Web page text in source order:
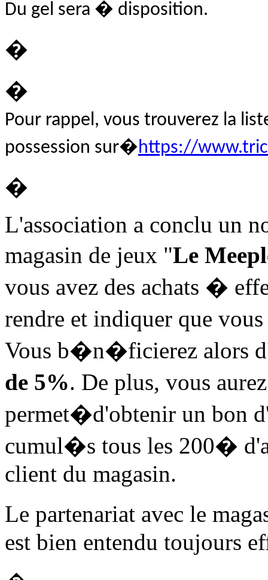
Du gel sera � disposition.
�
�
Pour rappel, vous trouverez la
possession sur�https://
�
L'association a conclu un
magasin de jeux "Le
vous avez des achats �
rendre et indiquer que
Vous b�n�ficierez alors
de 5%. De plus, vous
permet�d'obtenir un bon
cumul�s tous les 200�
client du magasin.
Le partenariat avec le
est bien entendu toujours